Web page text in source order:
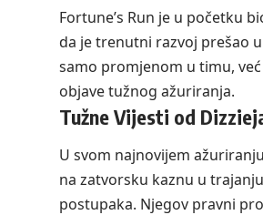
Fortune’s Run je u početku
da je trenutni razvoj prešao
samo promjenom u timu,
objave tužnog ažuriranja.
Tužne Vijesti od
U svom najnovijem
na zatvorsku kaznu u
postupaka. Njegov pravni